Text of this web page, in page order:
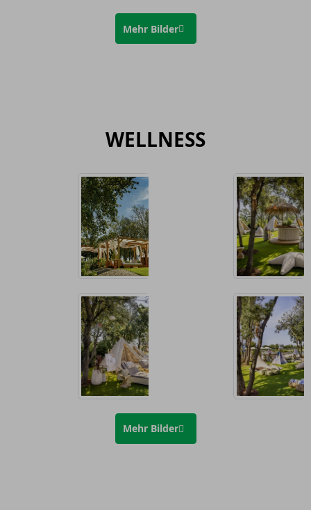
Mehr Bilder
WELLNESS
Mehr Bilder